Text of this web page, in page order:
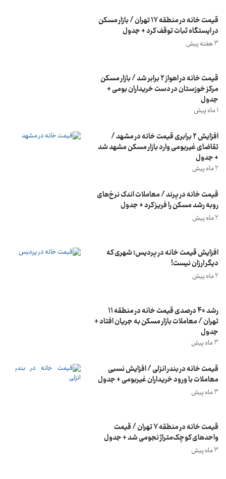
قیمت خانه در منطقه ۱۷ تهران / بازار مسکن
در ایستگاه ثبات توقف کرد + جدول
3 هفته پیش
قیمت خانه در اهواز 2 برابر شد / بازار مسکن
مرکز خوزستان در دست خریداران بومی +
جدول
1 ماه پیش
افزایش 2 برابری قیمت خانه در مشهد /
تقاضای غیربومی وارد بازار مسکن مشهد شد
+ جدول
2 ماه پیش
قیمت خانه در پرند / معاملات اندک نرخ‌های
روبه رشد مسکن را فریز کرد + جدول
2 ماه پیش
افزایش قیمت خانه در پردیس؛ شهری که
دیگر ارزان نیست!
2 ماه پیش
رشد 40 درصدی قیمت خانه در منطقه ۱۱
تهران / معاملات بازار مسکن به جریان افتاد +
جدول
3 ماه پیش
قیمت خانه در بندر انزلی / افزایش نسبی
معاملات با ورود خریداران غیربومی + جدول
3 ماه پیش
قیمت خانه در منطقه ۷ تهران / قیمت
واحدهای کوچک‌متراژ نجومی شد + جدول
3 ماه پیش